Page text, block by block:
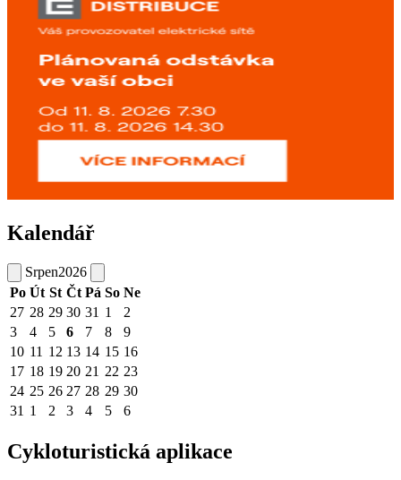
Kalendář
Srpen2026
Po Út St Čt Pá So Ne
27 28 29 30 31 1
2
3
4 5 6 7 8
9
10 11 12 13 14 15 16
17 18 19 20 21 22 23
24 25 26 27 28 29 30
31 1 2 3 4 5 6
Cykloturistická aplikace